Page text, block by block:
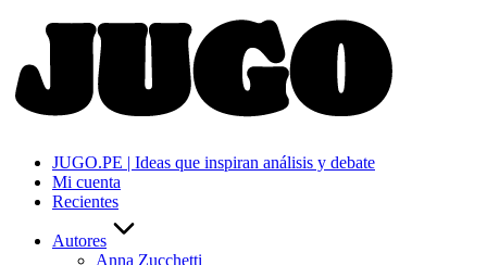
JUGO.PE | Ideas que inspiran análisis y debate
Mi cuenta
Recientes
Autores
Anna Zucchetti